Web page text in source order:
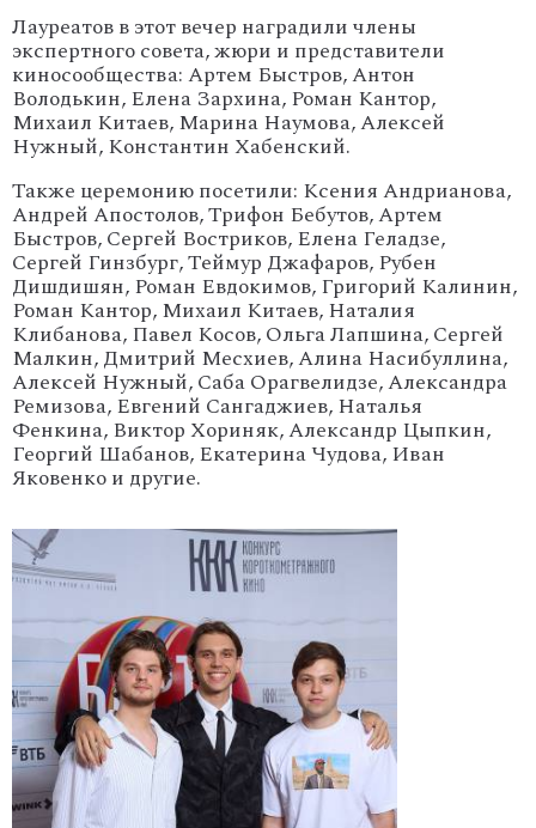
Лауреатов в этот вечер наградили члены
экспертного совета, жюри и представители
киносообщества: Артем Быстров, Антон
Володькин, Елена Зархина, Роман Кантор,
Михаил Китаев, Марина Наумова, Алексей
Нужный, Константин Хабенский.
Также церемонию посетили: Ксения Андрианова,
Андрей Апостолов, Трифон Бебутов, Артем
Быстров, Сергей Востриков, Елена Геладзе,
Сергей Гинзбург, Теймур Джафаров, Рубен
Дишдишян, Роман Евдокимов, Григорий Калинин,
Роман Кантор, Михаил Китаев, Наталия
Клибанова, Павел Косов, Ольга Лапшина, Сергей
Малкин, Дмитрий Месхиев, Алина Насибуллина,
Алексей Нужный, Саба Орагвелидзе, Александра
Ремизова, Евгений Сангаджиев, Наталья
Фенкина, Виктор Хориняк, Александр Цыпкин,
Георгий Шабанов, Екатерина Чудова, Иван
Яковенко и другие.
'